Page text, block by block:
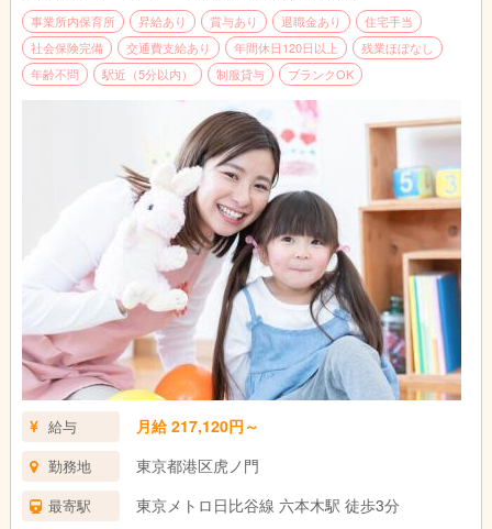
事業所内保育所 昇給あり 賞与あり 退職金あり
住宅手当
社会保険完備
交通費支給あり 年間休日120日以上
残業ほぼなし
年齢不問
駅近（5分以内） 制服貸与 ブランクOK
給与 月給 217,120円～
勤務地 東京都港区虎ノ門
最寄駅 東京メトロ日比谷線 六本木駅 徒歩3分